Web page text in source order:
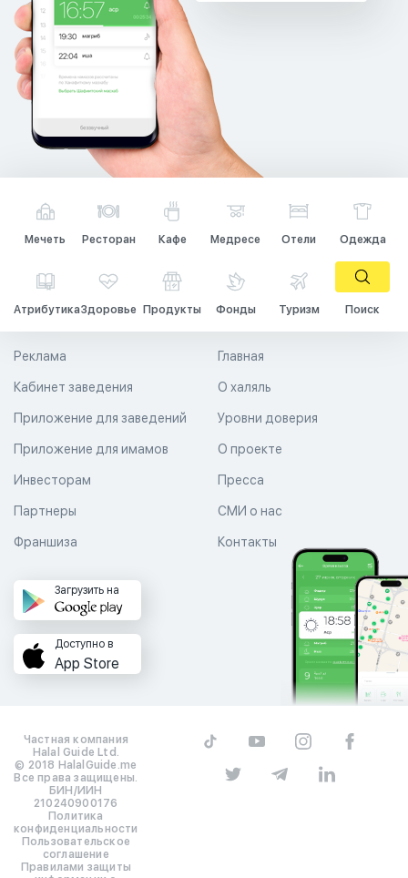
Мечеть Ресторан Кафе Медресе Отели Одежда
АтрибутикаЗдоровье Продукты Фонды Туризм Поиск
Главная
О халяль
Уровни доверия
Реклама
Кабинет заведения
Приложение для заведений
Приложение для имамов О проекте
Пресса
СМИ о нас
Контакты
Инвесторам
Партнеры
Франшиза
Загрузить на
Доступно в
App Store
Частная компания
Halal Guide Ltd.
© 2018 HalalGuide.me
Все права защищены.
БИН/ИИН
210240900176
Политика
конфиденциальности
Пользовательское
соглашение
Правилами защиты